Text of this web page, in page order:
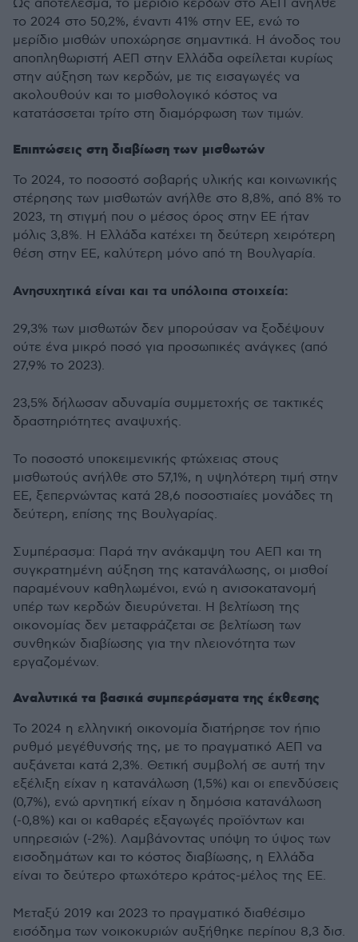
Ως αποτέλεσμα, το μερίδιο κερδών στο ΑΕΠ ανήλθε
το 2024 στο 50,2%, έναντι 41% στην ΕΕ, ενώ το
μερίδιο μισθών υποχώρησε σημαντικά. Η άνοδος του
αποπληθωριστή ΑΕΠ στην Ελλάδα οφείλεται κυρίως
στην αύξηση των κερδών, με τις εισαγωγές να
ακολουθούν και το μισθολογικό κόστος να
κατατάσσεται τρίτο στη διαμόρφωση των τιμών.
Επιπτώσεις στη διαβίωση των μισθωτών
Το 2024, το ποσοστό σοβαρής υλικής και κοινωνικής
στέρησης των μισθωτών ανήλθε στο 8,8%, από 8% το
2023, τη στιγμή που ο μέσος όρος στην ΕΕ ήταν
μόλις 3,8%. Η Ελλάδα κατέχει τη δεύτερη χειρότερη
θέση στην ΕΕ, καλύτερη μόνο από τη Βουλγαρία.
Ανησυχητικά είναι και τα υπόλοιπα στοιχεία:
29,3% των μισθωτών δεν μπορούσαν να ξοδέψουν
ούτε ένα μικρό ποσό για προσωπικές ανάγκες (από
27,9% το 2023).
23,5% δήλωσαν αδυναμία συμμετοχής σε τακτικές
δραστηριότητες αναψυχής.
Το ποσοστό υποκειμενικής φτώχειας στους
μισθωτούς ανήλθε στο 57,1%, η υψηλότερη τιμή στην
ΕΕ, ξεπερνώντας κατά 28,6 ποσοστιαίες μονάδες τη
δεύτερη, επίσης της Βουλγαρίας.
Συμπέρασμα: Παρά την ανάκαμψη του ΑΕΠ και τη
συγκρατημένη αύξηση της κατανάλωσης, οι μισθοί
παραμένουν καθηλωμένοι, ενώ η ανισοκατανομή
υπέρ των κερδών διευρύνεται. Η βελτίωση της
οικονομίας δεν μεταφράζεται σε βελτίωση των
συνθηκών διαβίωσης για την πλειονότητα των
εργαζομένων.
Αναλυτικά τα βασικά συμπεράσματα της έκθεσης
To 2024 η ελληνική οικονομία διατήρησε τον ήπιο
ρυθμό μεγέθυνσής της, με το πραγματικό ΑΕΠ να
αυξάνεται κατά 2,3%. Θετική συμβολή σε αυτή την
εξέλιξη είχαν η κατανάλωση (1,5%) και οι επενδύσεις
(0,7%), ενώ αρνητική είχαν η δημόσια κατανάλωση
(-0,8%) και οι καθαρές εξαγωγές προϊόντων και
υπηρεσιών (-2%). Λαμβάνοντας υπόψη το ύψος των
εισοδημάτων και το κόστος διαβίωσης, η Ελλάδα
είναι το δεύτερο φτωχότερο κράτος-μέλος της ΕΕ.
Μεταξύ 2019 και 2023 το πραγματικό διαθέσιμο
εισόδημα των νοικοκυριών αυξήθηκε περίπου 8,3 δισ.